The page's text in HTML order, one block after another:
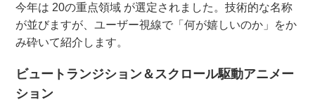
今年は 20の重点領域 が選定されました。技術的な名称
が並びますが、ユーザー視線で「何が嬉しいのか」をか
み砕いて紹介します。
ビュートランジション＆スクロール駆動アニメー
ション